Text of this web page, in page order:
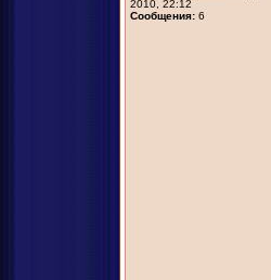
2010, 22:12
Сообщения: 6